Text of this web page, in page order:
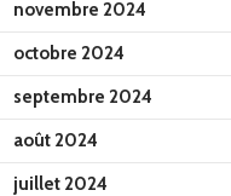
novembre 2024
octobre 2024
septembre 2024
août 2024
juillet 2024